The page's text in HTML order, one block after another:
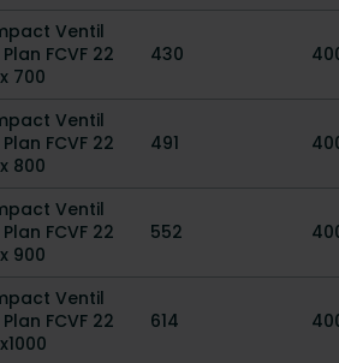
Ventil
Plan FCVF 22
700
430
Ventil
Plan FCVF 22
800
491
Ventil
Plan FCVF 22
900
552
Ventil
Plan FCVF 22
614